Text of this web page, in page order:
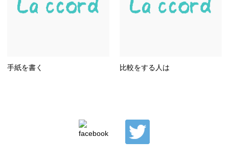
手紙を書く 比較をする人は